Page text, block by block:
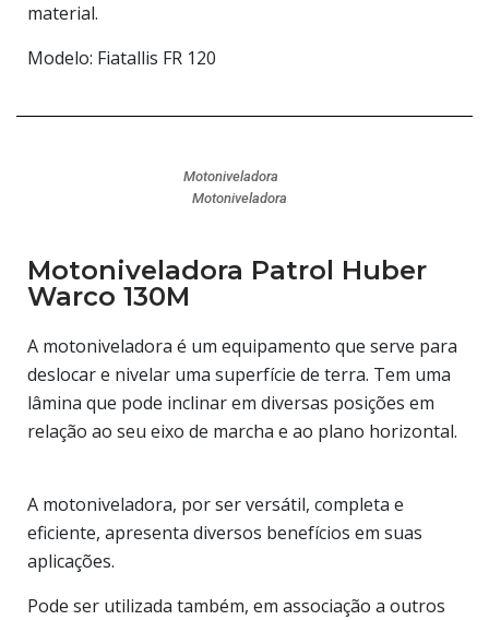
material.
​Modelo: Fiatallis FR 120
Motoniveladora
Motoniveladora
Motoniveladora Patrol Huber
Warco 130M
A motoniveladora é um equipamento que serve para
deslocar e nivelar uma superfície de terra. Tem uma
lâmina que pode inclinar em diversas posições em
relação ao seu eixo de marcha e ao plano horizontal.
A motoniveladora, por ser versátil, completa e
eficiente, apresenta diversos benefícios em suas
aplicações.
Pode ser utilizada também, em associação a outros